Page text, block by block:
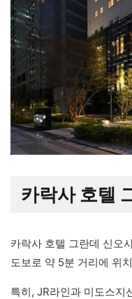
카락사 호텔
카락사 호텔 그란데 신오
도보로 약 5분 거리에 위
특히, JR라인과 미도스지